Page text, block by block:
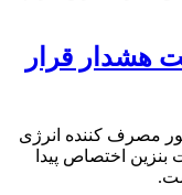
هشدار قرار
مصرف کننده انرژی
واردات بنزین اختصاص پیدا